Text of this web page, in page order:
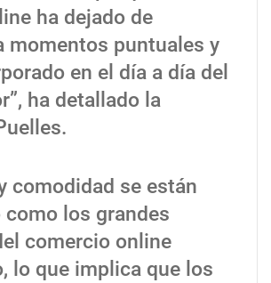
ha dejado de
momentos puntuales y
en el día a día del
ha detallado la
comodidad se están
como los grandes
comercio online
lo que implica que los